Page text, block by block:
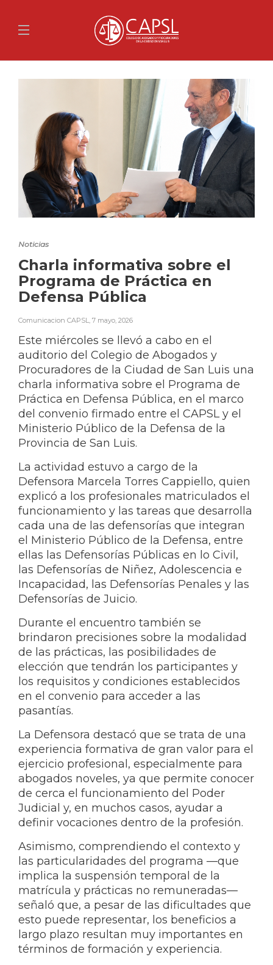
Noticias
Charla informativa sobre el
Programa de Práctica en
Defensa Pública
Comunicacion CAPSL 7 mayo, 2026
Este miércoles se llevó a cabo en el
auditorio del Colegio de Abogados y
Procuradores de la Ciudad de San Luis una
charla informativa sobre el Programa de
Práctica en Defensa Pública, en el marco
del convenio firmado entre el CAPSL y el
Ministerio Público de la Defensa de la
Provincia de San Luis.
La actividad estuvo a cargo de la
Defensora Marcela Torres Cappiello, quien
explicó a los profesionales matriculados el
funcionamiento y las tareas que desarrolla
cada una de las defensorías que integran
el Ministerio Público de la Defensa, entre
ellas las Defensorías Públicas en lo Civil,
las Defensorías de Niñez, Adolescencia e
Incapacidad, las Defensorías Penales y las
Defensorías de Juicio.
Durante el encuentro también se
brindaron precisiones sobre la modalidad
de las prácticas, las posibilidades de
elección que tendrán los participantes y
los requisitos y condiciones establecidos
en el convenio para acceder a las
pasantías.
La Defensora destacó que se trata de una
experiencia formativa de gran valor para el
ejercicio profesional, especialmente para
abogados noveles, ya que permite conocer
de cerca el funcionamiento del Poder
Judicial y, en muchos casos, ayudar a
definir vocaciones dentro de la profesión.
Asimismo, comprendiendo el contexto y
las particularidades del programa —que
implica la suspensión temporal de la
matrícula y prácticas no remuneradas—
señaló que, a pesar de las dificultades que
esto puede representar, los beneficios a
largo plazo resultan muy importantes en
términos de formación y experiencia.